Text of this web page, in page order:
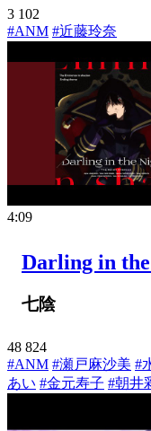
3 102
#ANM #近藤玲奈
4:09
Darling in
七陰
48 824
#ANM #瀬戸麻沙美 #
あい #金元寿子 #朝井